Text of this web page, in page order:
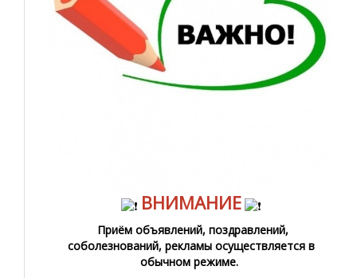
ВНИМАНИЕ
Приём объявлений, поздравлений,
соболезнований, рекламы осуществляется в
обычном режиме.